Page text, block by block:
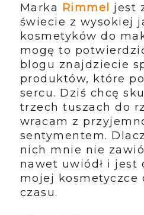
Marka Rimmel
jest
świecie z wysokiej
kosmetyków do
mogę to
blogu znajdziecie
produktów, które
sercu. Dziś chcę
trzech tuszach do
wracam z
sentymentem.
nich mnie nie
nawet uwiódł i jest
mojej kosmetyczce
czasu.